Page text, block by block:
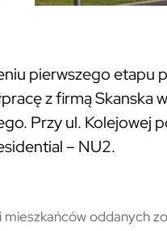
pierwszego etapu
z firmąSkanska
Przy ul. Kolejowej
– NU2.
mieszkańców oddanych